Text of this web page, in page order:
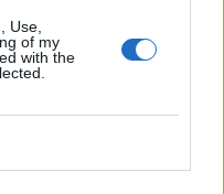
Use,
of my
with the
PNRR, de către
PSD-AUR:
de euro și nu
ale ministrului